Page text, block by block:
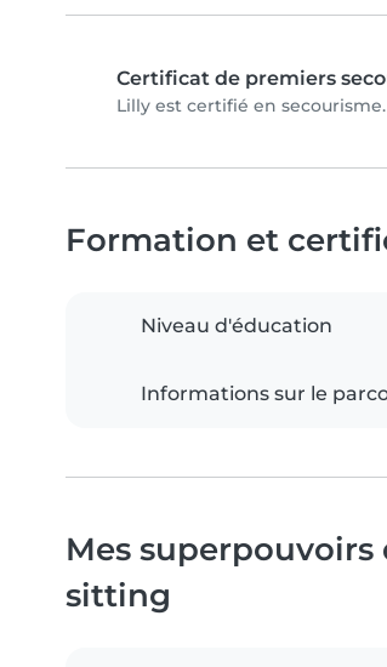
Certificat de premiers
Lilly est certifié en
Formation et
Niveau d'éducation
Informations sur le
Mes superpouvoirs
sitting